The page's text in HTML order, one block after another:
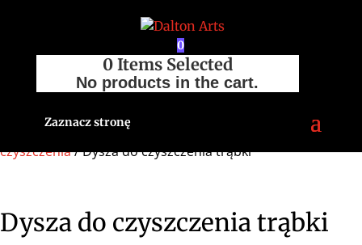
0
0 Items Selected
No products in the cart.
Zaznacz stronę
Strona główna/Sklep
Dysza do
czyszczenia/ Dysza do czyszczenia trąbki
Dysza do czyszczenia trąbki